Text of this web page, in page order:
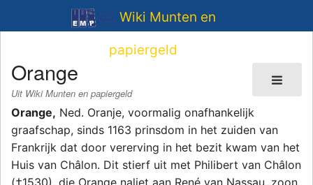
Wiki Munten en
papiergeld
Orange
Uit Wiki Munten en papiergeld
Orange, Ned. Oranje, voormalig onafhankelijk
graafschap, sinds 1163 prinsdom in het zuiden van
Frankrijk dat door vererving in het bezit kwam van het
Huis van Châlon. Dit stierf uit met Philibert van Châlon